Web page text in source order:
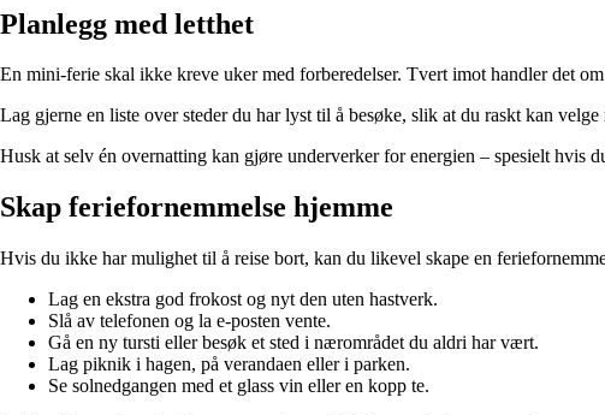
Planlegg med letthet
En mini-ferie skal ikke kreve uker med forberedelser. Tvert imot handler det
Lag gjerne en liste over steder du har lyst til å besøke, slik at du raskt kan
Husk at selv én overnatting kan gjøre underverker for energien – spesielt hvis
Skap feriefornemmelse hjemme
Hvis du ikke har mulighet til å reise bort, kan du likevel skape en
Lag en ekstra god frokost og nyt den uten hastverk.
Slå av telefonen og la e-posten vente.
Gå en ny tursti eller besøk et sted i nærområdet du aldri har vært.
Lag piknik i hagen, på verandaen eller i parken.
Se solnedgangen med et glass vin eller en kopp te.